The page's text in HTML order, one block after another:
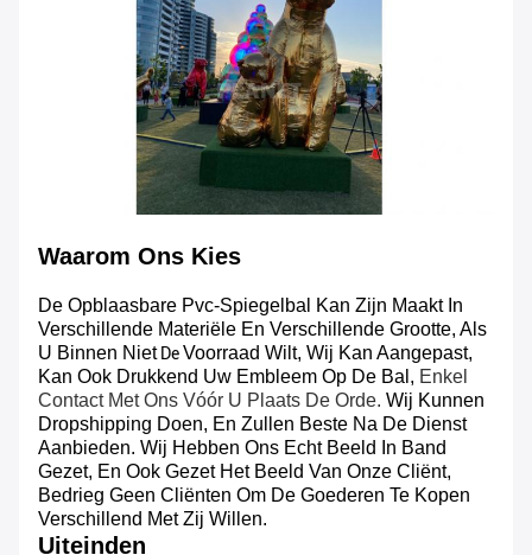
Waarom Ons Kies
De Opblaasbare Pvc-Spiegelbal Kan Zijn Maakt In
Verschillende Materiële En Verschillende Grootte, Als
U Binnen NietDeVoorraad Wilt, Wij Kan Aangepast,
Kan Ook Drukkend Uw Embleem Op De Bal, Enkel
Contact Met Ons Vóór U Plaats De Orde. Wij Kunnen
Dropshipping Doen, En Zullen Beste Na De Dienst
Aanbieden. Wij Hebben Ons Echt Beeld In Band
Gezet, En Ook Gezet Het Beeld Van Onze Cliënt,
Bedrieg Geen Cliënten Om De Goederen Te Kopen
Verschillend Met Zij Willen.
Uiteinden